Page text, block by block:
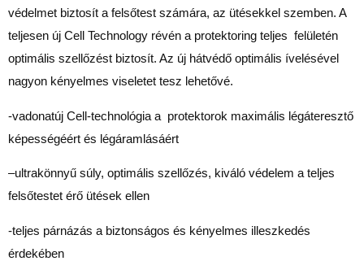
védelmet biztosít a felsőtest számára, az ütésekkel szemben. A
teljesen új Cell Technology révén a protektoring teljes felületén
optimális szellőzést biztosít. Az új hátvédő optimális ívelésével
nagyon kényelmes viseletet tesz lehetővé.
-vadonatúj Cell-technológia a protektorok maximális légáteresztő
képességéért és légáramlásáért
–ultrakönnyű súly, optimális szellőzés, kiváló védelem a teljes
felsőtestet érő ütések ellen
-teljes párnázás a biztonságos és kényelmes illeszkedés
érdekében